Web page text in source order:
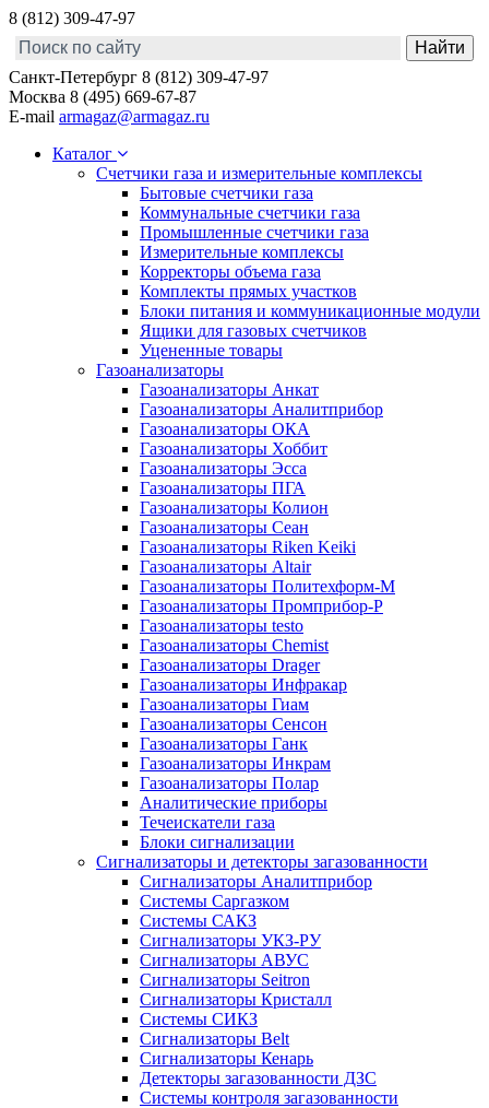
8 (812) 309-47-97
Санкт-Петербург 8 (812) 309-47-97
Москва 8 (495) 669-67-87
E-mail armagaz@armagaz.ru
Каталог
Счетчики газа и измерительные комплексы
Бытовые счетчики газа
Коммунальные счетчики газа
Промышленные счетчики газа
Измерительные комплексы
Корректоры объема газа
Комплекты прямых участков
Блоки питания и коммуникационные модули
Ящики для газовых счетчиков
Уцененные товары
Газоанализаторы
Газоанализаторы Анкат
Газоанализаторы Аналитприбор
Газоанализаторы ОКА
Газоанализаторы Хоббит
Газоанализаторы Эсса
Газоанализаторы ПГА
Газоанализаторы Колион
Газоанализаторы Сеан
Газоанализаторы Riken Keiki
Газоанализаторы Altair
Газоанализаторы Политехформ-М
Газоанализаторы Промприбор-Р
Газоанализаторы testo
Газоанализаторы Chemist
Газоанализаторы Drager
Газоанализаторы Инфракар
Газоанализаторы Гиам
Газоанализаторы Сенсон
Газоанализаторы Ганк
Газоанализаторы Инкрам
Газоанализаторы Полар
Аналитические приборы
Течеискатели газа
Блоки сигнализации
Сигнализаторы и детекторы загазованности
Сигнализаторы Аналитприбор
Системы Саргазком
Системы САКЗ
Сигнализаторы УКЗ-РУ
Сигнализаторы АВУС
Сигнализаторы Seitron
Сигнализаторы Кристалл
Системы СИКЗ
Сигнализаторы Belt
Сигнализаторы Кенарь
Детекторы загазованности ДЗС
Системы контроля загазованности